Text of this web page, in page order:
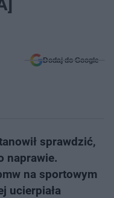
Dodaj do Google
sprawdzić,
naprawie.
na sportowym
ucierpiała